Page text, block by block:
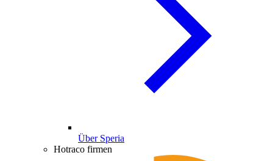
Über Speria
Hotraco firmen